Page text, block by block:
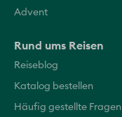
Advent
Rund ums Reisen
Reiseblog
Katalog bestellen
Häufig gestellte Fragen